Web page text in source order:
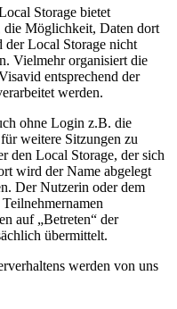
Storage bietet
Möglichkeit, Daten dort
der Local Storage nicht
Vielmehr organisiert die
entsprechend der
werden.
ohne Login z.B. die
weitere Sitzungen zu
den Local Storage, der sich
wird der Name abgelegt
Der Nutzerin oder dem
auf „Betreten“ der
übermittelt.
werden von uns